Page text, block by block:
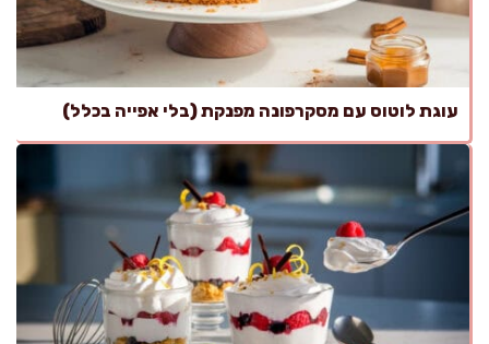
עוגת לוטוס עם מסקרפונה מפנקת (בלי אפייה בכלל)